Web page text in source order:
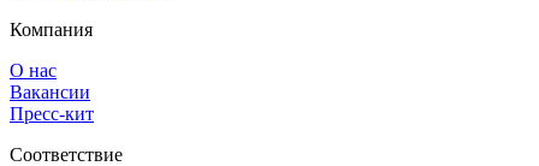
Компания
О нас
Вакансии
Пресс-кит
Соответствие